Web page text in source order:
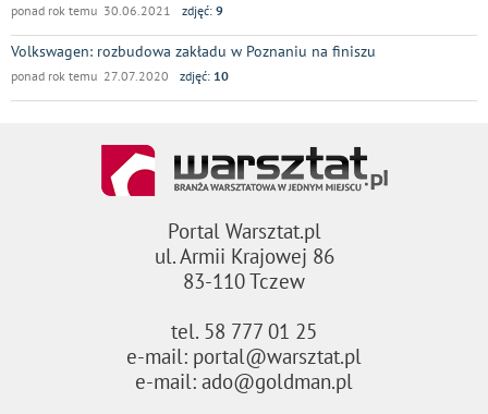
ponad rok temu 30.06.2021 zdjęć: 9
Volkswagen: rozbudowa zakładu w Poznaniu na finiszu
ponad rok temu 27.07.2020 zdjęć: 10
Portal Warsztat.pl
ul. Armii Krajowej 86
83-110 Tczew
tel. 58 777 01 25
e-mail: portal@warsztat.pl
e-mail: ado@goldman.pl